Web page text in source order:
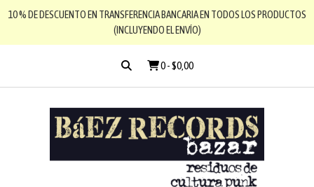
10 % DE DESCUENTO EN TRANSFERENCIA BANCARIA EN TODOS LOS PRODUCTOS
(INCLUYENDO EL ENVÍO)
0 -$0,00